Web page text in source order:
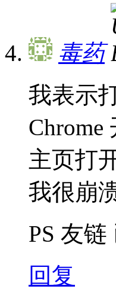
毒药
我表示
主页打
我很崩
PS 友链
回复